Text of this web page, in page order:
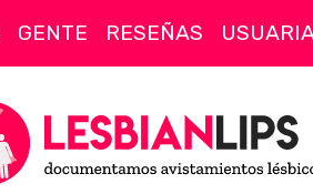
GENTE RESEÑAS